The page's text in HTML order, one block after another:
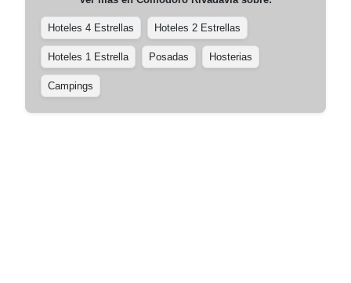
Hoteles 4 Estrellas Hoteles 2 Estrellas
Hoteles 1 Estrella Posadas Hosterias
Campings